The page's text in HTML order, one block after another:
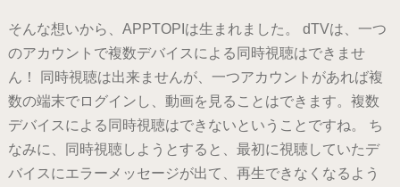
そんな想いから、APPTOPIは生まれました。 dTVは、一つ
のアカウントで複数デバイスによる同時視聴はできませ
ん！ 同時視聴は出来ませんが、一つアカウントがあれば複
数の端末でログインし、動画を見ることはできます。複数
デバイスによる同時視聴はできないということですね。 ち
なみに、同時視聴しようとすると、最初に視聴していたデ
バイスにエラーメッセージが出て、再生できなくなるよう